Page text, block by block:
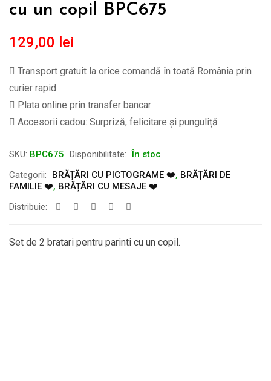
cu un copil BPC675
129,00 lei
Transport gratuit la orice comandă în toată România prin
curier rapid
Plata online prin transfer bancar
Accesorii cadou: Surpriză, felicitare și punguliță
SKU: BPC675 Disponibilitate: În stoc
Categorii:
BRĂȚĂRI CU PICTOGRAME ❤️, BRĂȚĂRI DE
FAMILIE ❤️, BRĂȚĂRI CU MESAJE ❤️
Distribuie:
Set de 2 bratari pentru parinti cu un copil.